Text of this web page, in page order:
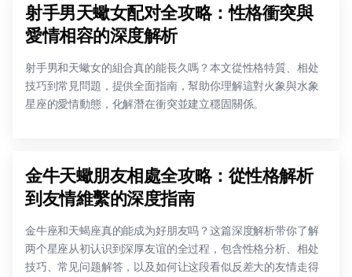
射手男天蠍女配对全攻略：性格衝突與
愛情相容的深度解析
射手男和天蠍女的組合真的能長久嗎？本文從性格特質、相处
技巧到常見問題，提供全面指南，幫助你理解這對火象與水象
星座的愛情動態，化解潛在衝突並建立穩固關係。
金牛天蠍朋友相處全攻略：從性格解析
到友情維繫的深度指南
金牛座和天蝎座真的能成为好朋友吗？这篇深度解析带你了解
两个星座从初认识到深厚友谊的全过程，包含性格分析、相处
技巧、常见问题解答，以及如何让这段看似反差大的友情走得